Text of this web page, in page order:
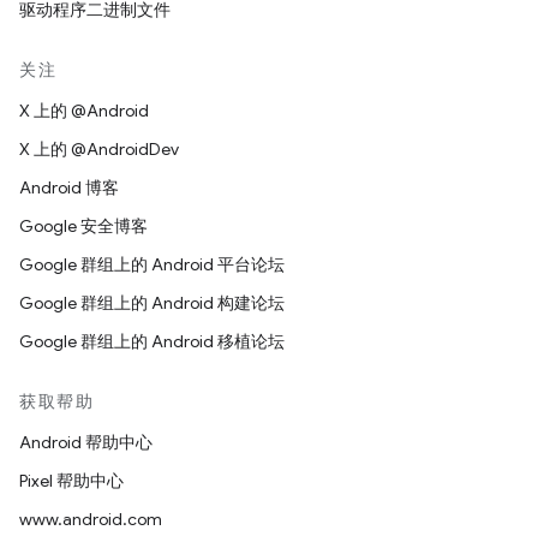
驱动程序二进制文件
关注
X 上的 @Android
X 上的 @AndroidDev
Android 博客
Google 安全博客
Google 群组上的 Android 平台论坛
Google 群组上的 Android 构建论坛
Google 群组上的 Android 移植论坛
获取帮助
Android 帮助中心
Pixel 帮助中心
www.android.com